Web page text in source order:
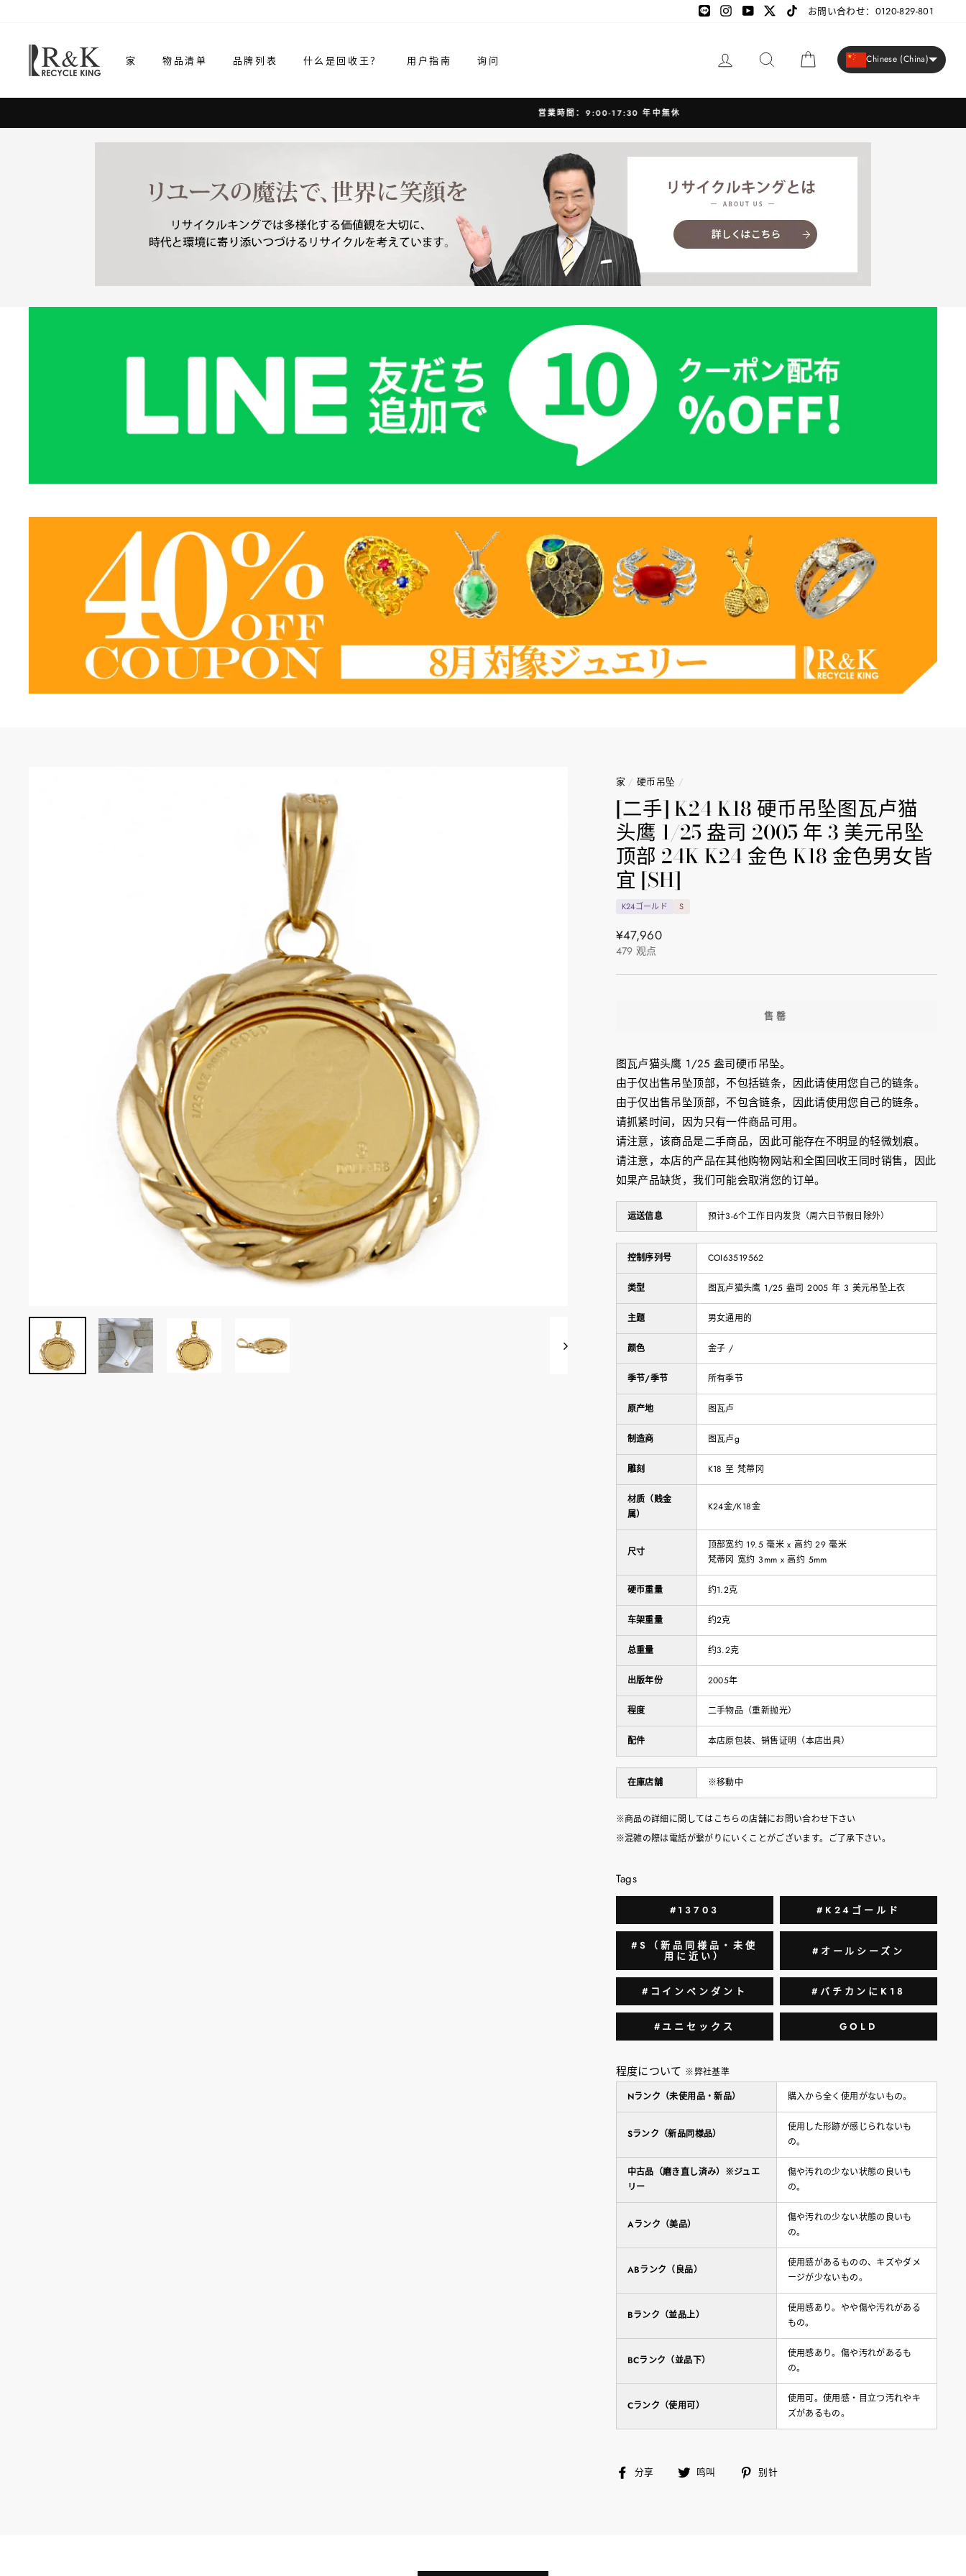
LINE
LINE InstagramYouTube TikTok
お問い合わせ：0120-829-801
家 物品清单 品牌列表 什么是回收王？ 用户指南 询问 大车 Chinese (China)
営業時間：9:00-17:30 年中無休
家 / 硬币吊坠 /
[二手] K24 K18 硬币吊坠图瓦卢猫
头鹰 1/25 盎司 2005 年 3 美元吊坠
顶部 24K K24 金色 K18 金色男女皆
宜 [SH]
K24ゴールド S
正
常
价
¥47,960
479 观点
售罄
图瓦卢猫头鹰 1/25 盎司硬币吊坠。
由于仅出售吊坠顶部，不包括链条，因此请使用您自己的链条。
由于仅出售吊坠顶部，不包含链条，因此请使用您自己的链条。
请抓紧时间，因为只有一件商品可用。
请注意，该商品是二手商品，因此可能存在不明显的轻微划痕。
请注意，本店的产品在其他购物网站和全国回收王同时销售，因此
如果产品缺货，我们可能会取消您的订单。
运送信息 预计3-6个工作日内发货（周六日节假日除外）
控制序列号 COI63519562
类型 图瓦卢猫头鹰 1/25 盎司 2005 年 3 美元吊坠上衣
主题 男女通用的
颜色 金子 /
季节/季节 所有季节
原产地 图瓦卢
制造商 图瓦卢g
雕刻 K18 至 梵蒂冈
材质（贱金
属）
K24金/K18金
尺寸
顶部宽约 19.5 毫米 x 高约 29 毫米
梵蒂冈 宽约 3mm x 高约 5mm
硬币重量 约1.2克
车架重量 约2克
总重量 约3.2克
出版年份 2005年
程度 二手物品（重新抛光）
配件 本店原包装、销售证明（本店出具）
在庫店舗 ※移動中
※商品の詳細に関してはこちらの店舗にお問い合わせ下さい
※混雑の際は電話が繋がりにいくことがございます。ご了承下さい。
Tags
#13703 #K24ゴールド
#S（新品同様品・未使
用に近い） #オールシーズン
#コインペンダント #バチカンにK18
#ユニセックス GOLD
程度について ※弊社基準
Nランク（未使用品・新品）
購入から全く使用がないもの。
Sランク（新品同様品）
使用した形跡が感じられないも
の。
中古品（磨き直し済み）※ジュエ
リー
傷や汚れの少ない状態の良いも
の。
Aランク（美品）
傷や汚れの少ない状態の良いも
の。
ABランク（良品）
使用感があるものの、キズやダメ
ージが少ないもの。
Bランク（並品上）
使用感あり。やや傷や汚れがある
もの。
BCランク（並品下）
使用感あり。傷や汚れがあるも
の。
Cランク（使用可）
使用可。使用感・目立つ汚れやキ
ズがあるもの。
分享 鸣叫 别针